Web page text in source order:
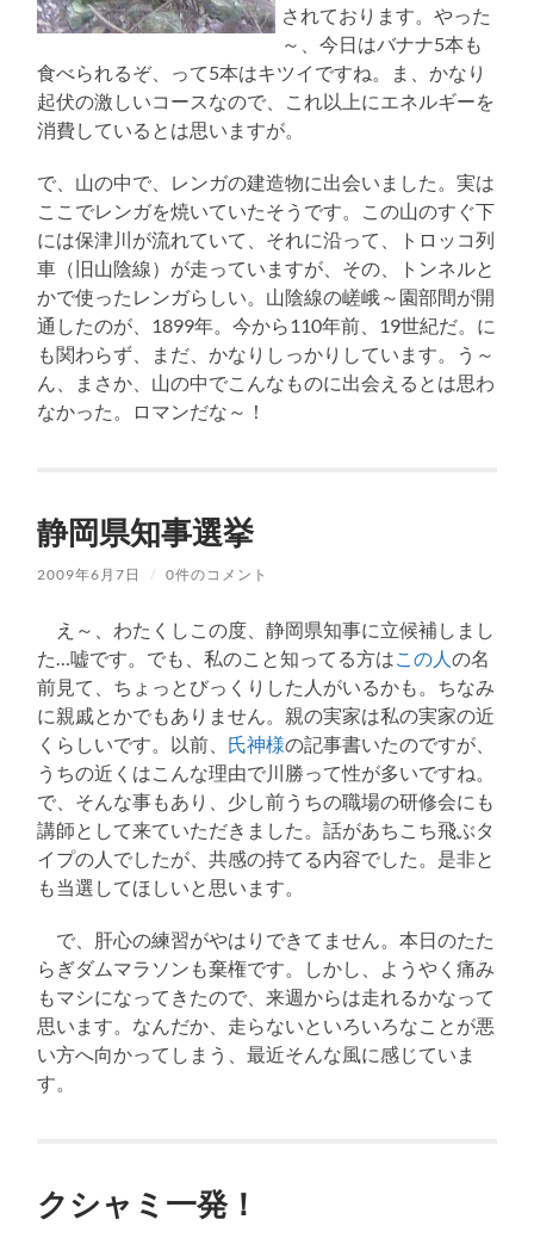
されております。やった
～、今日はバナナ5本も
食べられるぞ、って5本はキツイですね。ま、かなり
起伏の激しいコースなので、これ以上にエネルギーを
消費しているとは思いますが。
で、山の中で、レンガの建造物に出会いました。実は
ここでレンガを焼いていたそうです。この山のすぐ下
には保津川が流れていて、それに沿って、トロッコ列
車（旧山陰線）が走っていますが、その、トンネルと
かで使ったレンガらしい。山陰線の嵯峨～園部間が開
通したのが、1899年。今から110年前、19世紀だ。に
も関わらず、まだ、かなりしっかりしています。う～
ん、まさか、山の中でこんなものに出会えるとは思わ
なかった。ロマンだな～！
静岡県知事選挙
2009年6月7日 / 0件のコメント
え～、わたくしこの度、静岡県知事に立候補しまし
た…嘘です。でも、私のこと知ってる方はこの人の名
前見て、ちょっとびっくりした人がいるかも。ちなみ
に親戚とかでもありません。親の実家は私の実家の近
くらしいです。以前、 氏神様の記事書いたのですが、
うちの近くはこんな理由で川勝って性が多いですね。
で、そんな事もあり、少し前うちの職場の研修会にも
講師として来ていただきました。話があちこち飛ぶタ
イプの人でしたが、共感の持てる内容でした。是非と
も当選してほしいと思います。
で、肝心の練習がやはりできてません。本日のたた
らぎダムマラソンも棄権です。しかし、ようやく痛み
もマシになってきたので、来週からは走れるかなって
思います。なんだか、走らないといろいろなことが悪
い方へ向かってしまう、最近そんな風に感じていま
す。
クシャミ一発！